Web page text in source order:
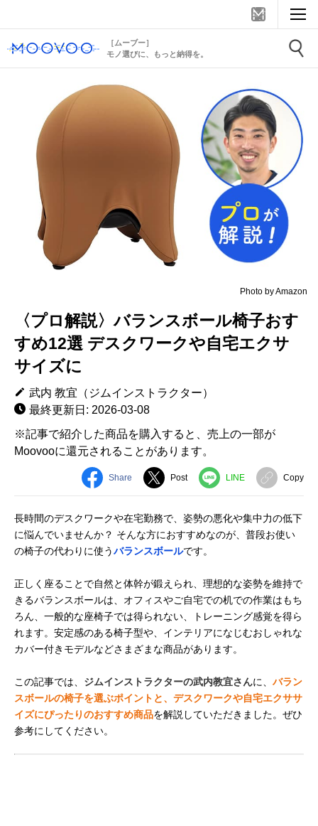
［ムーブー］
モノ選びに、もっと納得を。
Photo by Amazon
〈プロ解説〉バランスボール椅子おす
すめ12選 デスクワークや自宅エクサ
サイズに
武内 教宜（ジムインストラクター）
最終更新日: 2026-03-08
※記事で紹介した商品を購入すると、売上の一部が
Moovooに還元されることがあります。
Share Post LINE Copy
長時間のデスクワークや在宅勤務で、姿勢の悪化や集中力の低下
に悩んでいませんか？ そんな方におすすめなのが、普段お使い
の椅子の代わりに使うバランスボールです。
正しく座ることで自然と体幹が鍛えられ、理想的な姿勢を維持で
きるバランスボールは、オフィスやご自宅での机での作業はもち
ろん、一般的な座椅子では得られない、トレーニング感覚を得ら
れます。安定感のある椅子型や、インテリアになじむおしゃれな
カバー付きモデルなどさまざまな商品があります。
この記事では、 ジムインストラクターの武内教宜さんに、 バラン
スボールの椅子を選ぶポイントと、デスクワークや自宅エクササ
イズにぴったりのおすすめ商品を解説していただきました。ぜひ
参考にしてください。